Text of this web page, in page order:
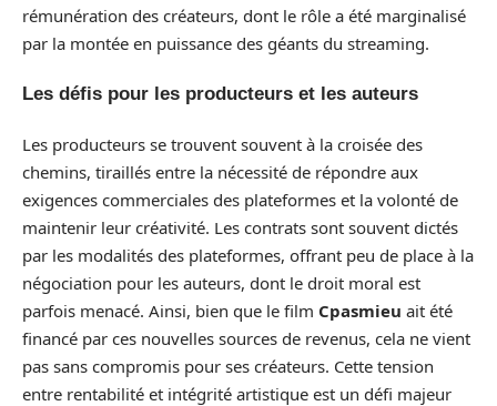
rémunération des créateurs, dont le rôle a été marginalisé
par la montée en puissance des géants du streaming.
Les défis pour les producteurs et les auteurs
Les producteurs se trouvent souvent à la croisée des
chemins, tiraillés entre la nécessité de répondre aux
exigences commerciales des plateformes et la volonté de
maintenir leur créativité. Les contrats sont souvent dictés
par les modalités des plateformes, offrant peu de place à la
négociation pour les auteurs, dont le droit moral est
parfois menacé. Ainsi, bien que le film Cpasmieu ait été
financé par ces nouvelles sources de revenus, cela ne vient
pas sans compromis pour ses créateurs. Cette tension
entre rentabilité et intégrité artistique est un défi majeur